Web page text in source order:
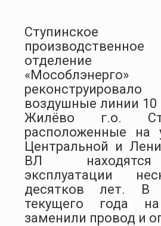
Ступинское
производственное
«Мособлэнерго»
реконструировало
воздушные линии 10
Жилёво г.о.
расположенные на
Центральной и
ВЛ
эксплуатации
десятков лет. В
текущего года
заменили провод и